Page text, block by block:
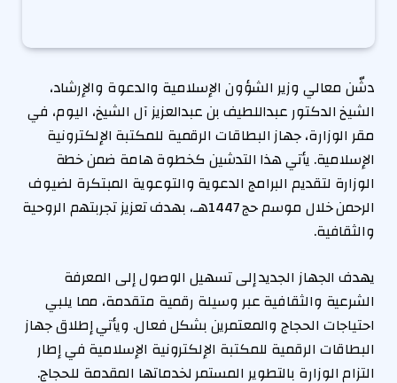
دشّن معالي وزير الشؤون الإسلامية والدعوة والإرشاد،
الشيخ الدكتور عبداللطيف بن عبدالعزيز آل الشيخ، اليوم، في
مقر الوزارة، جهاز البطاقات الرقمية للمكتبة الإلكترونية
الإسلامية. يأتي هذا التدشين كخطوة هامة ضمن خطة
الوزارة لتقديم البرامج الدعوية والتوعوية المبتكرة لضيوف
الرحمن خلال موسم حج 1447هـ، بهدف تعزيز تجربتهم الروحية
والثقافية.
يهدف الجهاز الجديد إلى تسهيل الوصول إلى المعرفة
الشرعية والثقافية عبر وسيلة رقمية متقدمة، مما يلبي
احتياجات الحجاج والمعتمرين بشكل فعال. ويأتي إطلاق جهاز
البطاقات الرقمية للمكتبة الإلكترونية الإسلامية في إطار
التزام الوزارة بالتطوير المستمر لخدماتها المقدمة للحجاج.